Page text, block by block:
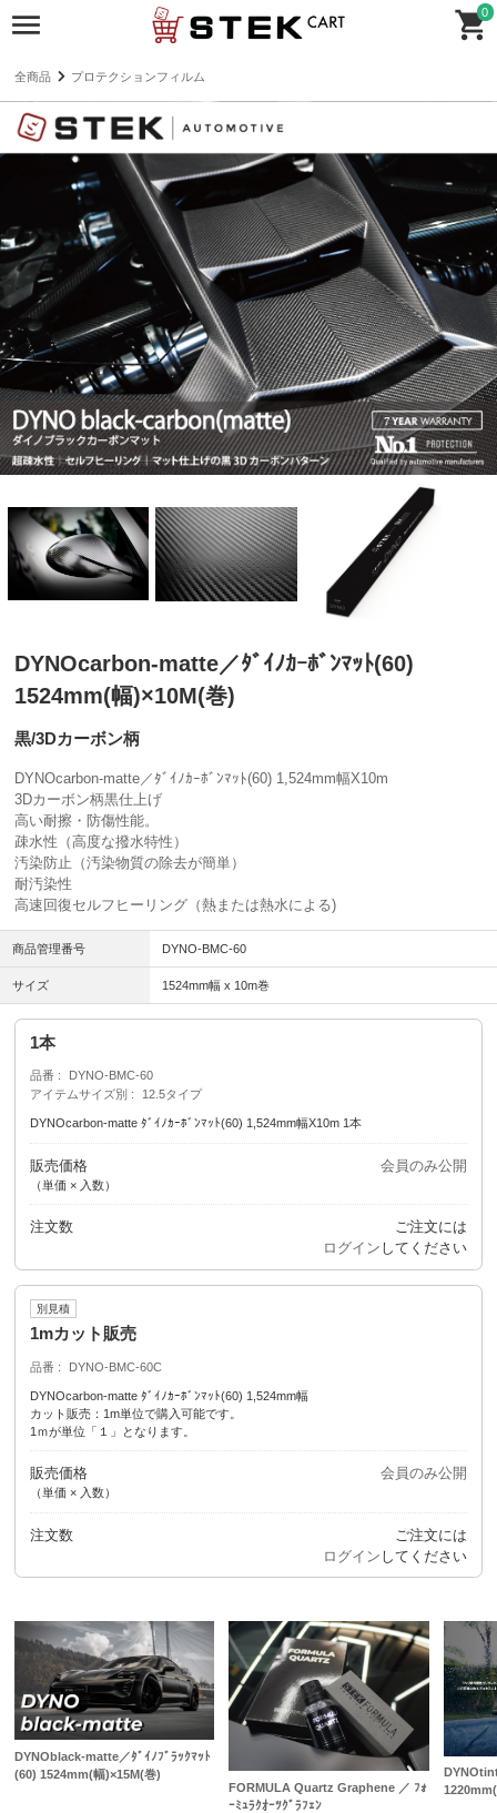
0
全商品 プロテクションフィルム
DYNOcarbon-matte／ﾀﾞｲﾉｶｰﾎﾞﾝﾏｯﾄ(60)
1524mm(幅)×10M(巻)
黒/3Dカーボン柄
DYNOcarbon-matte／ﾀﾞｲﾉｶｰﾎﾞﾝﾏｯﾄ(60) 1,524mm幅X10m
3Dカーボン柄黒仕上げ
高い耐擦・防傷性能。
疎水性（高度な撥水特性）
汚染防止（汚染物質の除去が簡単）
耐汚染性
高速回復セルフヒーリング（熱または熱水による)
商品管理番号 DYNO-BMC-60
サイズ 1524mm幅 x 10m巻
1本
品番
DYNO-BMC-60
アイテムサイズ別
12.5タイプ
DYNOcarbon-matte ﾀﾞｲﾉｶｰﾎﾞﾝﾏｯﾄ(60) 1,524mm幅X10m 1本
販売価格
（単価 × 入数）
会員のみ公開
注文数
ご注文には
ログイン してください
別見積
1mカット販売
品番 DYNO-BMC-60C
DYNOcarbon-matte ﾀﾞｲﾉｶｰﾎﾞﾝﾏｯﾄ(60) 1,524mm幅
カット販売：1m単位で購入可能です。
1ｍが単位「１」となります。
販売価格
（単価 × 入数）
会員のみ公開
注文数
ご注文には
ログイン してください
DYNOblack-matte／ﾀﾞｲﾉﾌﾞﾗｯｸﾏｯﾄ
(60) 1524mm(幅)×15M(巻)
FORMULA Quartz Graphene ／ ﾌｫ
ｰﾐｭﾗｸｵｰﾂｸﾞﾗﾌｪﾝ